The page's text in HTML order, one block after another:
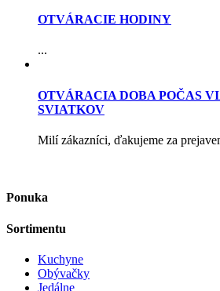
OTVÁRACIE HODINY
...
OTVÁRACIA DOBA POČAS
SVIATKOV
Milí zákazníci, ďakujeme za
Ponuka
Sortimentu
Kuchyne
Obývačky
Jedálne